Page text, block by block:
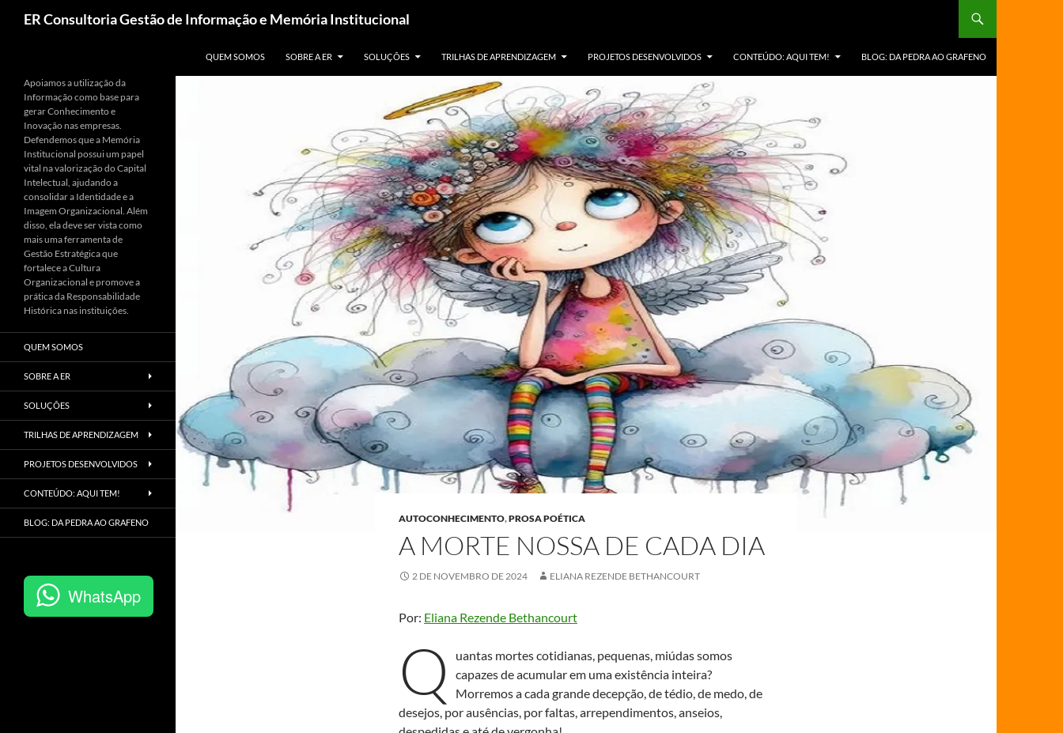
ER Consultoria Gestão de Informação e Memória Institucional
QUEM SOMOS
SOBRE A ER SOLUÇÕES TRILHAS DE APRENDIZAGEM PROJETOS DESENVOLVIDOS CONTEÚDO: AQUI TEM! BLOG: DA PEDRA AO GRAFENO
AUTOCONHECIMENTO,PROSA POÉTICA
A MORTE NOSSA DE CADA DIA
2 DE NOVEMBRO DE 2024 ELIANA REZENDE BETHANCOURT
Por: Eliana Rezende Bethancourt
Q
uantas mortes cotidianas, pequenas, miúdas somos
capazes de acumular em uma existência inteira?
Morremos a cada grande decepção, de tédio, de medo, de
desejos, por ausências, por faltas, arrependimentos, anseios,
Apoiamos a utilização da
Informação como base para
gerar Conhecimento e
Inovação nas empresas.
Defendemos que a Memória
Institucional possui um papel
vital na valorização do Capital
Intelectual, ajudando a
consolidar a Identidade e a
Imagem Organizacional. Além
disso, ela deve ser vista como
mais uma ferramenta de
Gestão Estratégica que
fortalece a Cultura
Organizacional e promove a
prática da Responsabilidade
Histórica nas instituições.
QUEM SOMOS
SOBRE A ER
SOLUÇÕES
TRILHAS DE APRENDIZAGEM
PROJETOS DESENVOLVIDOS
CONTEÚDO: AQUI TEM!
BLOG: DA PEDRA AO GRAFENO
WhatsApp